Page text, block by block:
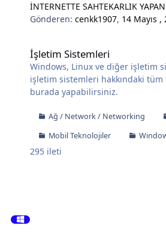
İNTERNETTE SAHTEKARLIK
Gönderen:cenkk1907, 14 Mayıs
İşletim Sistemleri
Windows, Linux ve diğer işletim
işletim sistemleri hakkındaki tüm
burada yapabilirsiniz.
Ağ / Network / Networking
Mobil Teknolojiler
295 ileti